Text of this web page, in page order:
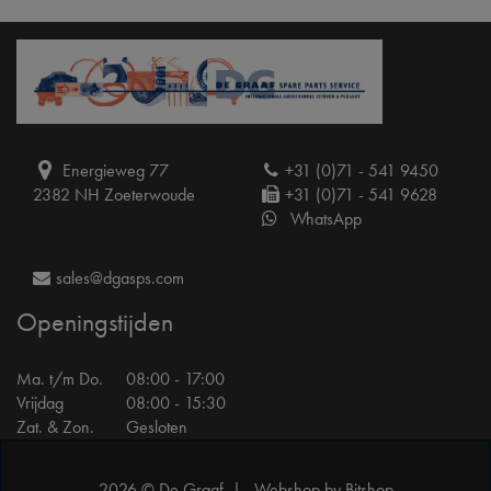
Energieweg 77
2382 NH Zoeterwoude
+31 (0)71 - 541 9450
+31 (0)71 - 541 9628
WhatsApp
sales@dgasps.com
Openingstijden
Ma. t/m Do.
08:00 - 17:00
Vrijdag
08:00 - 15:30
Zat. & Zon.
Gesloten